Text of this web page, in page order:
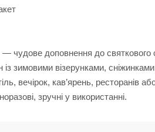
— чудове доповнення до
із зимовими візерунками,
вечірок, кав’ярень,
зручні у використанні.